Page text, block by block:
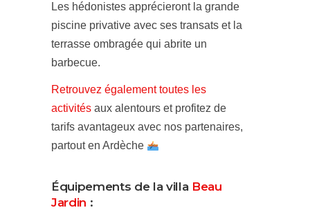
Les hédonistes apprécieront la grande
piscine privative avec ses transats et la
terrasse ombragée qui abrite un
barbecue.
Retrouvez également toutes les
activités aux alentours et profitez de
tarifs avantageux avec nos partenaires,
partout en Ardèche
Équipements de la villa Beau
Jardin :